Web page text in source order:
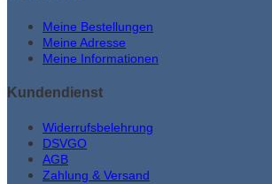
Meine Bestellungen
Meine Adresse
Meine Informationen
Kundendienst
Widerrufsbelehrung
DSVGO
AGB
Zahlung & Versand